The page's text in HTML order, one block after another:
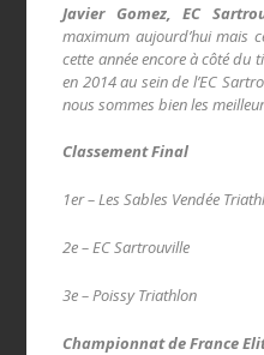
Javier Gomez, EC
maximum aujourd’hui mais
cette année encore à côté du
en 2014 au sein de l’EC
nous sommes bien les
Classement Final
1er – Les Sables Vendée
2e – EC Sartrouville
3e – Poissy Triathlon
Championnat de France